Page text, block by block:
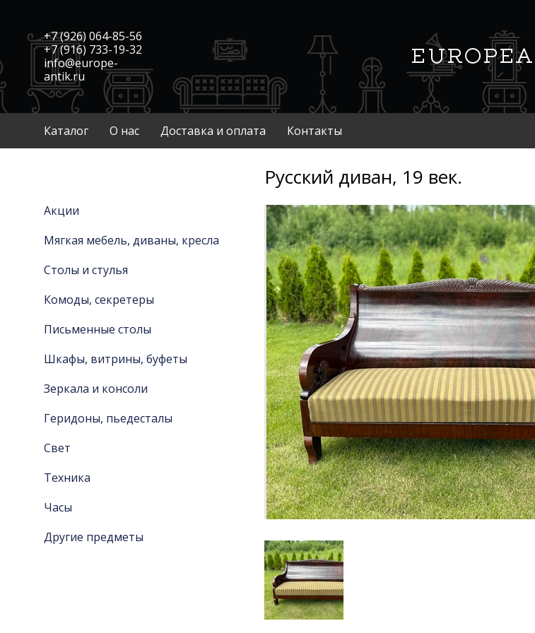
+7 (926) 064-85-56
+7 (916) 733-19-32
info@europe-
antik.ru
Каталог О нас Доставка и оплата Контакты
Акции
Мягкая мебель, диваны, кресла
Столы и стулья
Комоды, секретеры
Письменные столы
Шкафы, витрины, буфеты
Зеркала и консоли
Геридоны, пьедесталы
Свет
Техника
Часы
Другие предметы
Русский диван, 19 век.